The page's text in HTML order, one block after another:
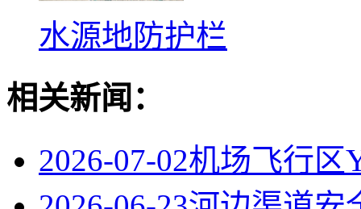
水源地防护栏
相关新闻：
2026-07-02机场飞行区